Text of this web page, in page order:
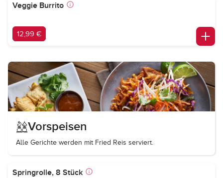
Veggie Burrito
12,99 €
Vorspeisen
Alle Gerichte werden mit Fried Reis serviert.
Springrolle, 8 Stück